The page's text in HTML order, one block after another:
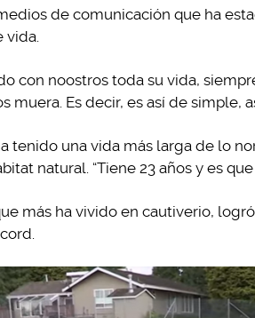
de comunicación que ha
vida.
con noostros toda su vida,
muera. Es decir, es así de simple,
tenido una vida más larga de lo
natural. “Tiene 23 años y es
más ha vivido en cautiverio,